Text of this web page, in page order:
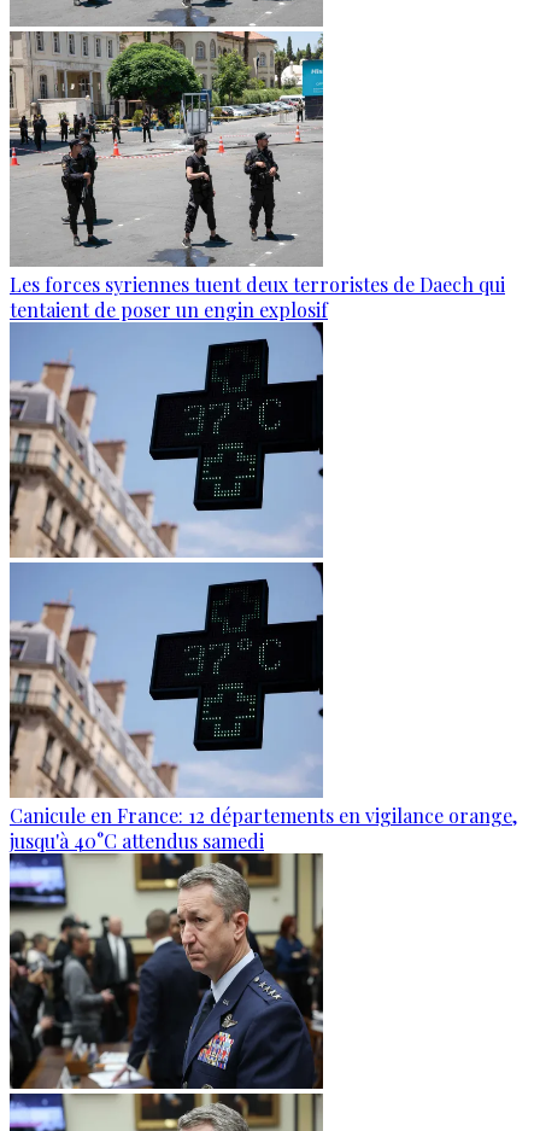
Les forces syriennes tuent deux terroristes de Daech qui
tentaient de poser un engin explosif
Canicule en France: 12 départements en vigilance orange,
jusqu'à 40°C attendus samedi